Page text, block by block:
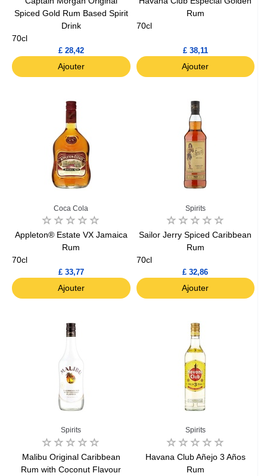
Spiced Gold Rum Based Spirit
Drink
70cl
£ 28,42
Ajouter
Rum
70cl
£ 38,11
Ajouter
Coca Cola
Appleton® Estate VX Jamaica
Rum
70cl
£ 33,77
Ajouter
Spirits
Sailor Jerry Spiced Caribbean
Rum
70cl
£ 32,86
Ajouter
Spirits
Malibu Original Caribbean
Rum with Coconut Flavour
Spirits
Havana Club Añejo 3 Años
Rum